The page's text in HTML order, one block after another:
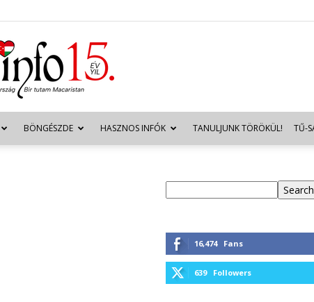
Türkinfo
BÖNGÉSZDE HASZNOS INFÓK TANULJUNK TÖRÖKÜL! TŰ-
Search
16,474 Fans
639 Followers